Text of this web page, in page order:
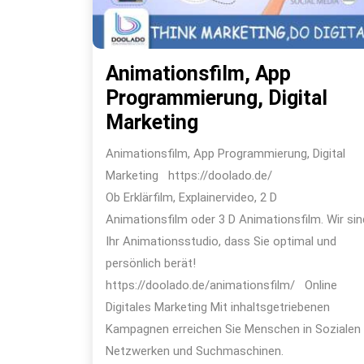
Animationsfilm, App
Programmierung, Digital
Marketing
App
Programmierung,
Digital
Marketing
Animationsfilm, App Programmierung, Digital
Marketing https://doolado.de/
Ob Erklärfilm, Explainervideo, 2 D
Animationsfilm oder 3 D Animationsfilm. Wir
Ihr Animationsstudio, dass Sie optimal und
persönlich berät!
https://doolado.de/animationsfilm/ Online
Digitales Marketing Mit inhaltsgetriebenen
Kampagnen erreichen Sie Menschen in Sozialen
Netzwerken und Suchmaschinen.